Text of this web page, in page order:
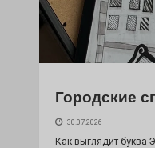
Городские
30.07.2026
Как выглядит буква